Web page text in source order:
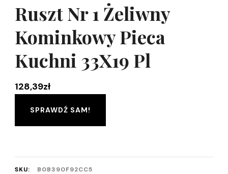
Ruszt Nr 1 Żeliwny
Kominkowy Pieca
Kuchni 33X19 Pl
128,39zł
SPRAWDŹ SAM!
SKU:
B0B390F92CC5